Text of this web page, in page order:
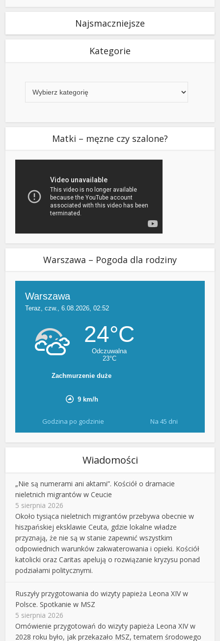
Najsmaczniejsze
Kategorie
Matki – męzne czy szalone?
Warszawa – Pogoda dla rodziny
Godzina po godzinie Na 45 dni
Wiadomości
„Nie są numerami ani aktami”. Kościół o dramacie
nieletnich migrantów w Ceucie
5 sierpnia 2026
Około tysiąca nieletnich migrantów przebywa obecnie w
hiszpańskiej eksklawie Ceuta, gdzie lokalne władze
przyznają, że nie są w stanie zapewnić wszystkim
odpowiednich warunków zakwaterowania i opieki. Kościół
katolicki oraz Caritas apelują o rozwiązanie kryzysu ponad
podziałami politycznymi.
Ruszyły przygotowania do wizyty papieża Leona XIV w
Polsce. Spotkanie w MSZ
5 sierpnia 2026
Omówienie przygotowań do wizyty papieża Leona XIV w
2028 roku było, jak przekazało MSZ, tematem środowego